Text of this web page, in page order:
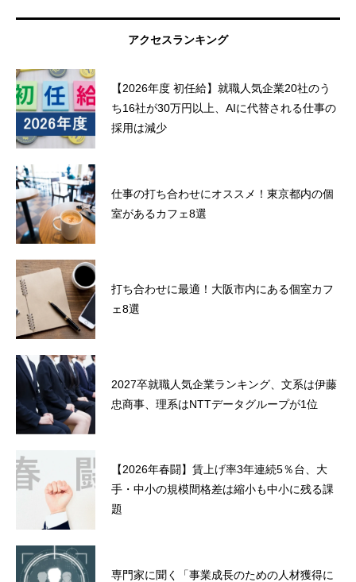
アクセスランキング
【2026年度 初任給】就職人気企業20社のう
ち16社が30万円以上、AIに代替される仕事の
採用は減少
仕事の打ち合わせにオススメ！東京都内の個
室があるカフェ8選
打ち合わせに最適！大阪市内にある個室カフ
ェ8選
2027卒就職人気企業ランキング、文系は伊藤
忠商事、理系はNTTデータグループが1位
【2026年春闘】賃上げ率3年連続5％台、大
手・中小の規模間格差は縮小も中小に残る課
題
専門家に聞く「事業成長のための人材獲得に